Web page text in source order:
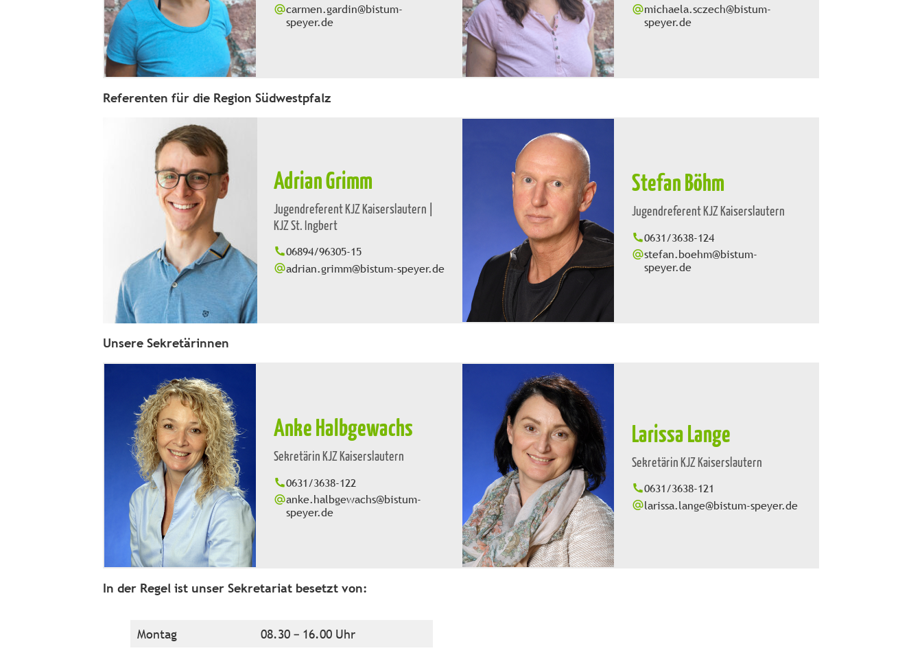
carmen.gardin@bistum-
speyer.de
michaela.sczech@bistum-
speyer.de
Referenten für die Region Südwestpfalz
Adrian Grimm
Jugendreferent KJZ Kaiserslautern |
KJZ St. Ingbert
06894/96305-15
adrian.grimm@bistum-speyer.de
Stefan Böhm
Jugendreferent KJZ Kaiserslautern
0631/3638-124
stefan.boehm@bistum-
speyer.de
Unsere Sekretärinnen
Anke Halbgewachs
Sekretärin KJZ Kaiserslautern
0631/3638-122
anke.halbgewachs@bistum-
speyer.de
Larissa Lange
Sekretärin KJZ Kaiserslautern
0631/3638-121
larissa.lange@bistum-speyer.de
In der Regel ist unser Sekretariat besetzt von:
Montag
08.30 – 16.00 Uhr